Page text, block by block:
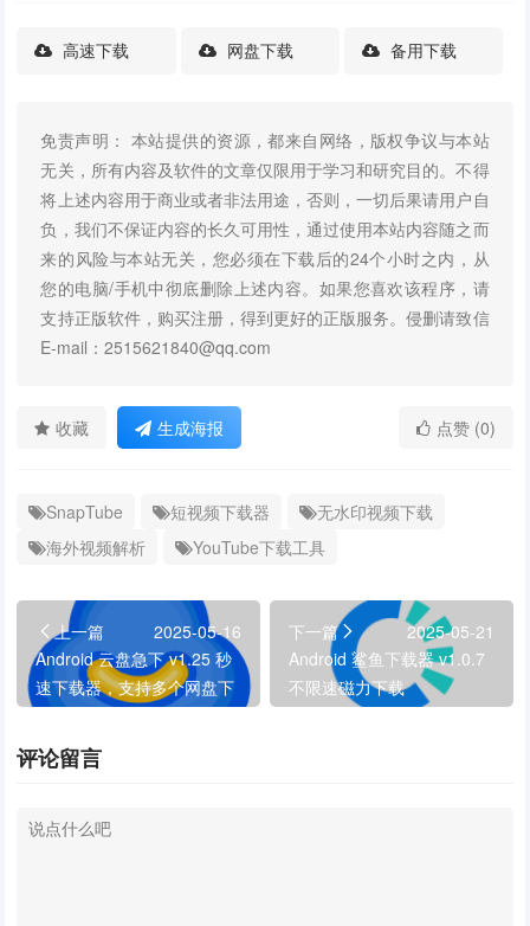
高速下载 网盘下载 备用下载
免责声明： 本站提供的资源，都来自网络，版权争议与本站
无关，所有内容及软件的文章仅限用于学习和研究目的。不得
将上述内容用于商业或者非法用途，否则，一切后果请用户自
负，我们不保证内容的长久可用性，通过使用本站内容随之而
来的风险与本站无关，您必须在下载后的24个小时之内，从
您的电脑/手机中彻底删除上述内容。如果您喜欢该程序，请
支持正版软件，购买注册，得到更好的正版服务。侵删请致信
E-mail：2515621840@qq.com
收藏 生成海报 点赞 (0)
SnapTube 短视频下载器
无水印视频下载
海外视频解析
YouTube下载工具
上一篇
2025-05-16
Android 云盘急下 v1.25 秒
速下载器，支持多个网盘下
下一篇
2025-05-21
Android 鲨鱼下载器 v1.0.7
不限速磁力下载
评论留言